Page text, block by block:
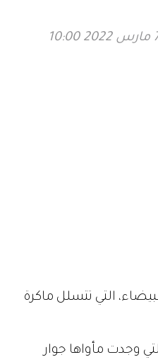
التي تتسلل ماكرة
وجدت مأواها جوار